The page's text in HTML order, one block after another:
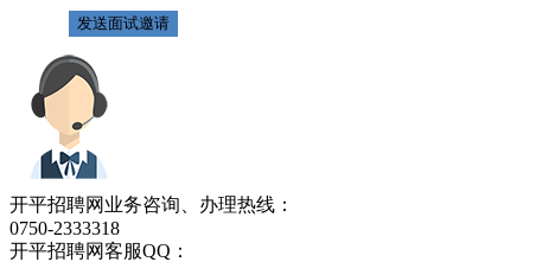
开平招聘网业务咨询、办理热线：
0750-2333318
开平招聘网客服QQ：